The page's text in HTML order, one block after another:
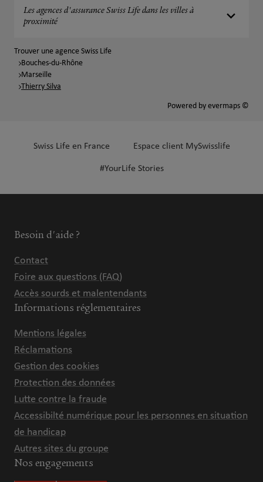
Les agences d'assurance Swiss Life dans les villes à
proximité
Trouver une agence Swiss Life
Bouches-du-Rhône
Marseille
Thierry Silva
Powered by evermaps ©
Swiss Life en France Espace client MySwisslife
#YourLife Stories
Besoin d'aide ?
Contact
Foire aux questions (FAQ)
Accès sourds et malentendants
Informations réglementaires
Mentions légales
Réclamations
Gestion des cookies
Protection des données
Lutte contre la fraude
Accessibilté numérique pour les personnes en situation
de handicap
Autres sites du groupe
Nos engagements